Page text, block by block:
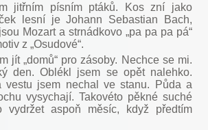
jitřním písním ptáků. Kos zní jako
lesní je Johann Sebastian Bach,
Mozart a strnádkovo „pa pa pa pá“
z „Osudové“.
pro zásoby. Nechce se mi.
den. Oblékl jsem se opět nalehko.
vestu jsem nechal ve stanu. Půda a
vysychají. Takovéto pěkné suché
vydržet aspoň měsíc, když předtím